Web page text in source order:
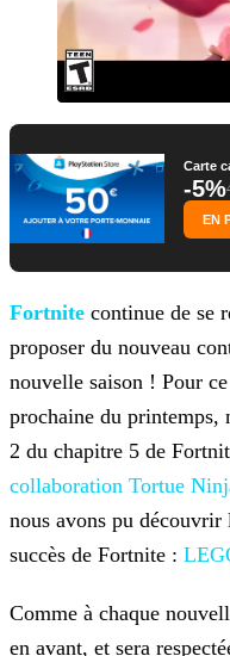
Carte
-5%
EN
Fortnite continue de se
proposer du nouveau
nouvelle saison ! Pour
prochaine du printemps,
2 du chapitre 5 de
collaboration Tortue
nous avons pu découvrir
succès de Fortnite :
Comme à chaque
en avant, et sera